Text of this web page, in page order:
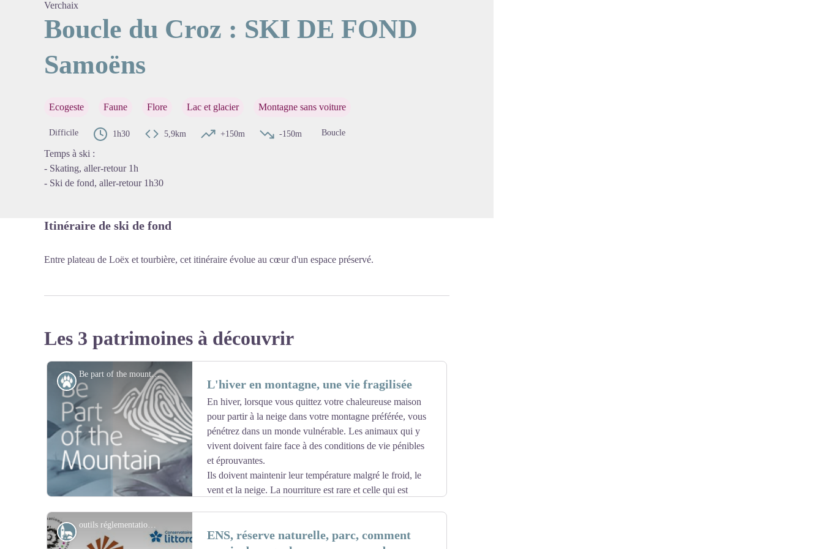
Verchaix
Boucle du Croz : SKI DE FOND
Samoëns
Ecogeste Faune Flore Lac et glacier Montagne sans voiture
Difficile 1h30 5,9km +150m -150m Boucle
Temps à ski :
- Skating, aller-retour 1h
- Ski de fond, aller-retour 1h30
Itinéraire de ski de fond
Entre plateau de Loëx et tourbière, cet itinéraire évolue au cœur d'un espace préservé.
Les 3 patrimoines à découvrir
Be part of the mountain - Alparc
Faune L'hiver en montagne, une vie fragilisée
En hiver, lorsque vous quittez votre chaleureuse maison
pour partir à la neige dans votre montagne préférée, vous
pénétrez dans un monde vulnérable. Les animaux qui y
vivent doivent faire face à des conditions de vie pénibles
et éprouvantes.
Ils doivent maintenir leur température malgré le froid, le
vent et la neige. La nourriture est rare et celle qui est
essaient de rester dans leur zone de confort où survivre est un peu plus facile : lisière de forêt,
crêtes exposées au vent et autres zones dépourvues de neige ou ensoleillées. Ils ralentissent leurs
outils réglementation protection - @Asters-CEN74
Histoire
ENS, réserve naturelle, parc, comment